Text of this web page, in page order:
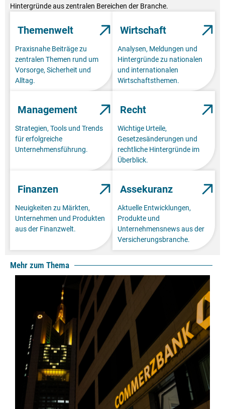
Hintergründe aus zentralen Bereichen der Branche.
Themenwelt
Praxisnahe Beiträge zu
zentralen Themen rund um
Vorsorge, Sicherheit und
Alltag.
Wirtschaft
Analysen, Meldungen und
Hintergründe zu nationalen
und internationalen
Wirtschaftsthemen.
Management
Strategien, Tools und Trends
für erfolgreiche
Unternehmensführung.
Recht
Wichtige Urteile,
Gesetzesänderungen und
rechtliche Hintergründe im
Überblick.
Finanzen
Neuigkeiten zu Märkten,
Unternehmen und Produkten
aus der Finanzwelt.
Assekuranz
Aktuelle Entwicklungen,
Produkte und
Unternehmensnews aus der
Versicherungsbranche.
Mehr zum Thema